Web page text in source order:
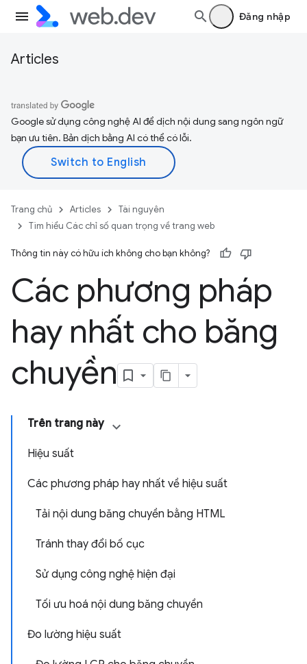
Đăng nhập
Articles
Google sử dụng công nghệ AI để dịch nội dung sang ngôn ngữ
bạn ưu tiên. Bản dịch bằng AI có thể có lỗi.
Trang chủ Articles
Tài nguyên
Tìm hiểu Các chỉ số quan trọng về trang web
Thông tin này có hữu ích không cho bạn không?
Các phương pháp
hay nhất cho băng
chuyền
Trên trang này
Hiệu suất
Các phương pháp hay nhất về hiệu suất
Tải nội dung băng chuyền bằng HTML
Tránh thay đổi bố cục
Sử dụng công nghệ hiện đại
Tối ưu hoá nội dung băng chuyền
Đo lường hiệu suất